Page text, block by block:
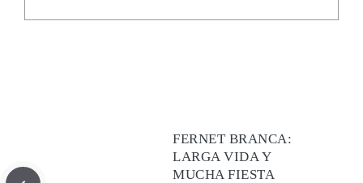
FERNET BRANCA:
LARGA VIDA Y
MUCHA FIESTA